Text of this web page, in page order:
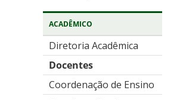
ACADÊMICO
Diretoria Acadêmica
Docentes
Coordenação de Ensino